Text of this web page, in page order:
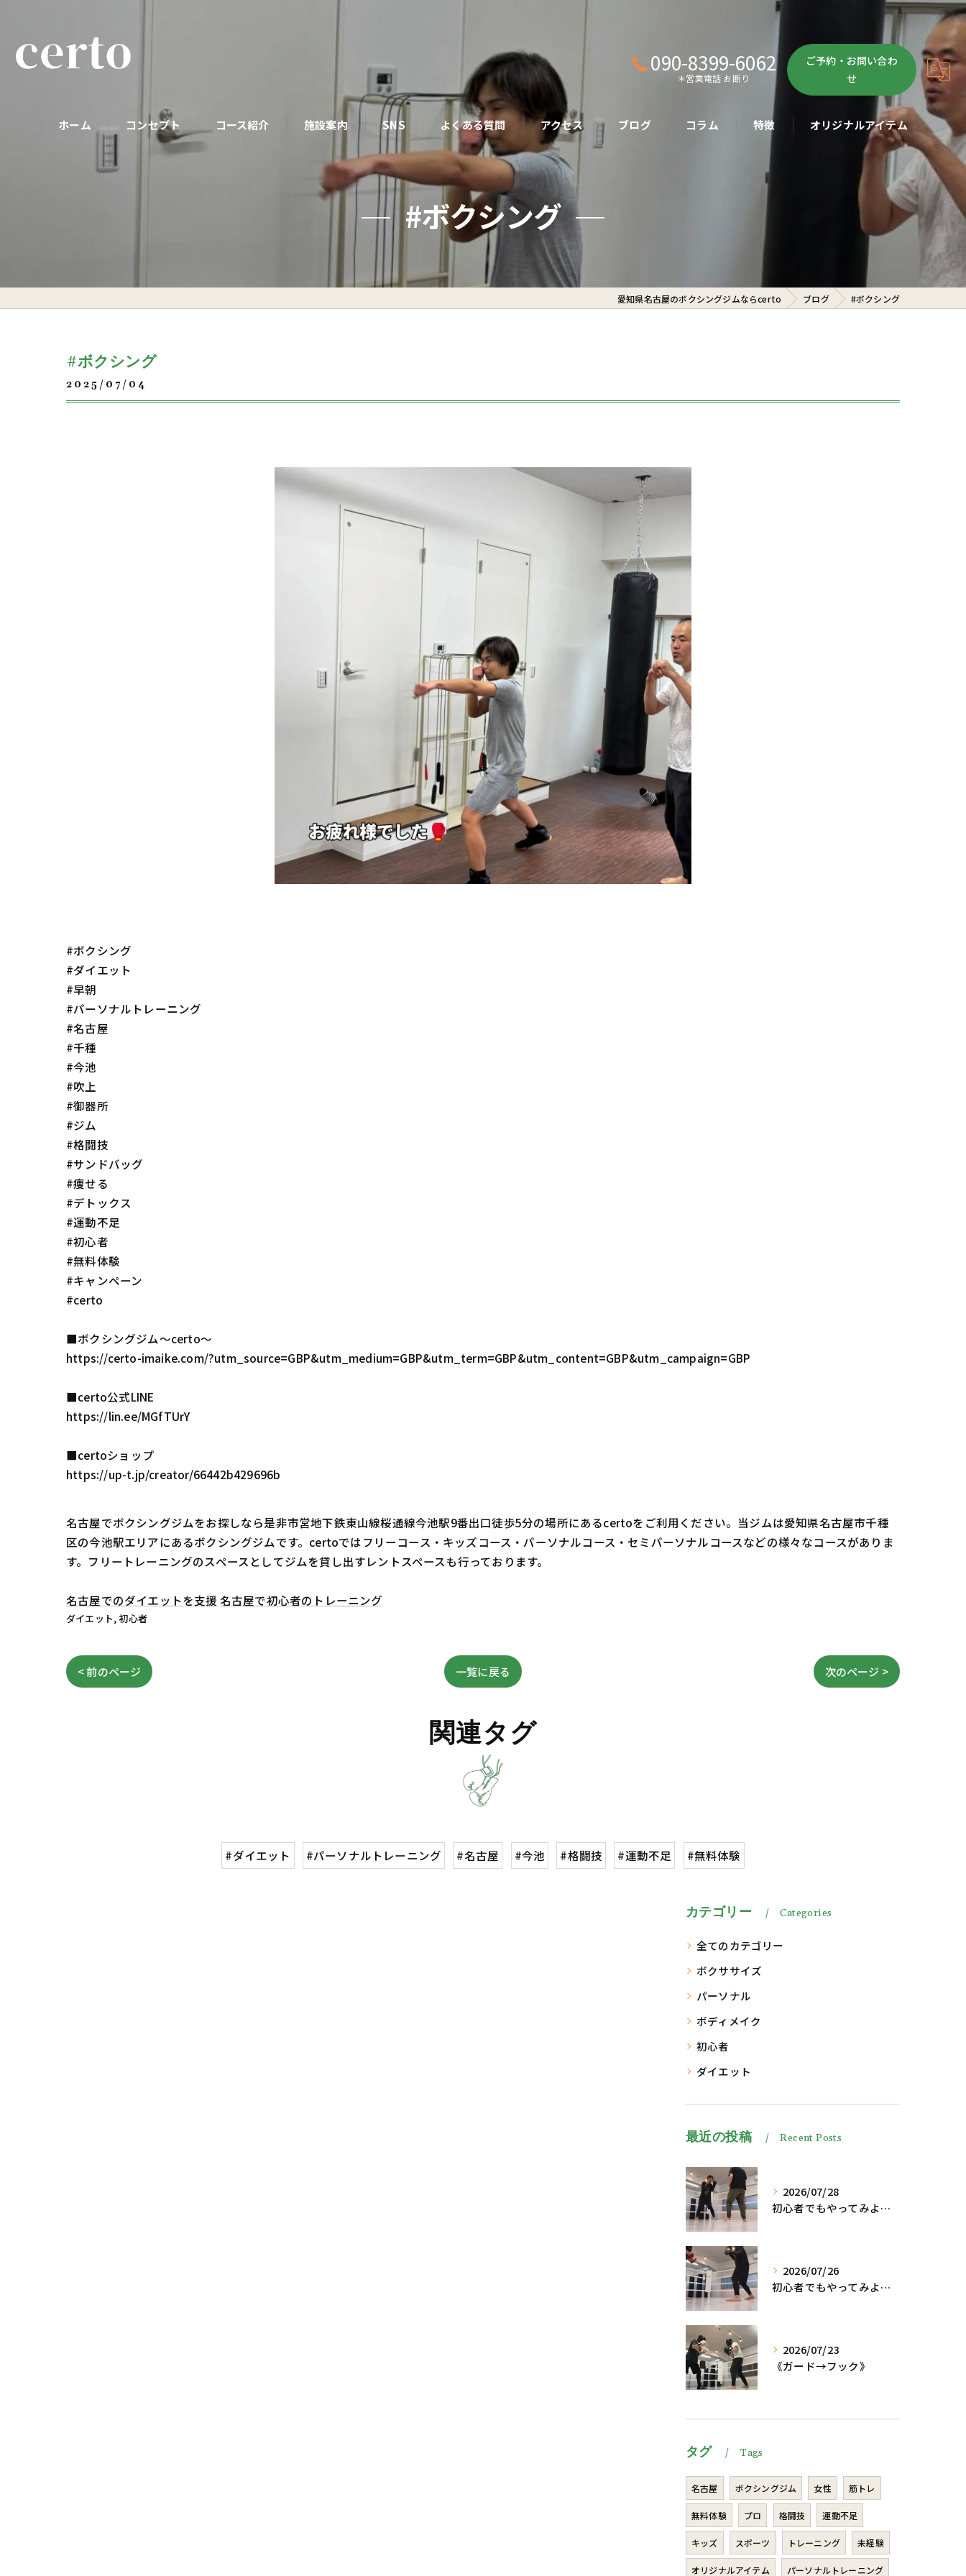
090-8399-6062
＊営業電話 お断り
ご予約・お問い合わ
せ
ホーム コンセプト コース紹介 施設案内 SNS よくある質問 アクセス ブログ コラム 特徴
ボクササイズ
ボディメイク
ダイエット
オリジナルアイテム
#ボクシング
愛知県名古屋のボクシングジムならcerto ブログ #ボクシング
#ボクシング
2025/07/04
#ボクシング
#ダイエット
#早朝
#パーソナルトレーニング
#名古屋
#千種
#今池
#吹上
#御器所
#ジム
#格闘技
#サンドバッグ
#痩せる
#デトックス
#運動不足
#初心者
#無料体験
#キャンペーン
#certo
■ボクシングジム〜certo〜
https://certo-imaike.com/?utm_source=GBP&utm_medium=GBP&utm_term=GBP&utm_content=GBP&utm_campaign=GBP
■certo公式LINE
https://lin.ee/MGfTUrY
■certoショップ
https://up-t.jp/creator/66442b429696b
名古屋でボクシングジムをお探しなら是非市営地下鉄東山線桜通線今池駅9番出口徒歩5分の場所にあるcertoをご利用ください。当ジムは愛知県名古屋市千種
区の今池駅エリアにあるボクシングジムです。certoではフリーコース・キッズコース・パーソナルコース・セミパーソナルコースなどの様々なコースがありま
す。フリートレーニングのスペースとしてジムを貸し出すレントスペースも行っております。
名古屋でのダイエットを支援 名古屋で初心者のトレーニング
ダイエット 初心者
< 前のページ 一覧に戻る 次のページ >
関連タグ
#ダイエット #パーソナルトレーニング #名古屋 #今池 #格闘技 #運動不足 #無料体験
カテゴリー Categories
全てのカテゴリー
ボクササイズ
パーソナル
ボディメイク
初心者
ダイエット
最近の投稿 Recent Posts
2026/07/28
初心者でもやってみよう、格闘技でダイエット脂肪燃焼🔥
2026/07/26
初心者でもやってみよう、格闘技でダイエット、脂肪燃焼🔥
2026/07/23
《ガード→フック》
タグ Tags
名古屋 ボクシングジム 女性 筋トレ
無料体験 プロ 格闘技 運動不足
キッズ スポーツ トレーニング 未経験
オリジナルアイテム パーソナルトレーニング